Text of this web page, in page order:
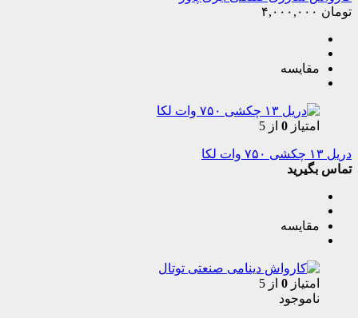
تومان
مقایسه
امتیاز 0 از 5
دریل ۱۳ چکشی ۷۵۰ وات لکا
تماس بگیرید
مقایسه
امتیاز 0 از 5
ناموجود